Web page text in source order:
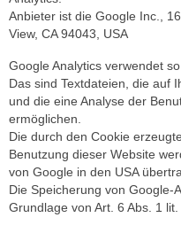
Anbieter ist die Google Inc.,
View, CA 94043, USA
Google Analytics verwendet so
Das sind Textdateien, die auf
und die eine Analyse der
ermöglichen.
Die durch den Cookie
Benutzung dieser Website
von Google in den USA
Die Speicherung von Google-
Grundlage von Art. 6 Abs. 1 lit.